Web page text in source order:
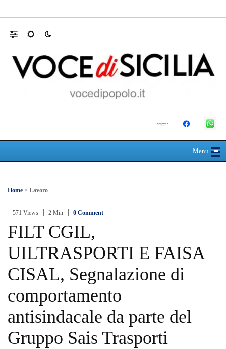
Menu≡
☰
Home > Lavoro
571 Views 2 Min 0 Comment
FILT CGIL,
UILTRASPORTI E FAISA
CISAL, Segnalazione di
comportamento
antisindacale da parte del
Gruppo Sais Trasporti